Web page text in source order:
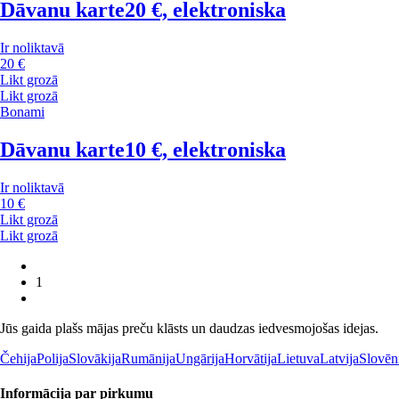
Dāvanu karte20 €, elektroniska
Ir noliktavā
20 €
Likt grozā
Likt grozā
Bonami
Dāvanu karte10 €, elektroniska
Ir noliktavā
10 €
Likt grozā
Likt grozā
1
Jūs gaida plašs mājas preču klāsts un daudzas iedvesmojošas idejas.
ČehijaPolijaSlovākijaRumānijaUngārijaHorvātijaLietuvaLatvija
Informācija par pirkumu